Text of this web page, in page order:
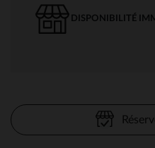
DISPONIBILITÉ